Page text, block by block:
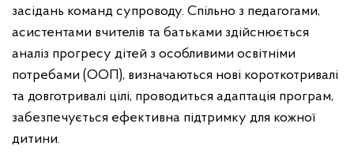
засідань команд супроводу. Спільно з педагогами,
асистентами вчителів та батьками здійснюється
аналіз прогресу дітей з особливими освітніми
потребами (ООП), визначаються нові короткотривалі
та довготривалі цілі, проводиться адаптація програм,
забезпечується ефективна підтримку для кожної
дитини.